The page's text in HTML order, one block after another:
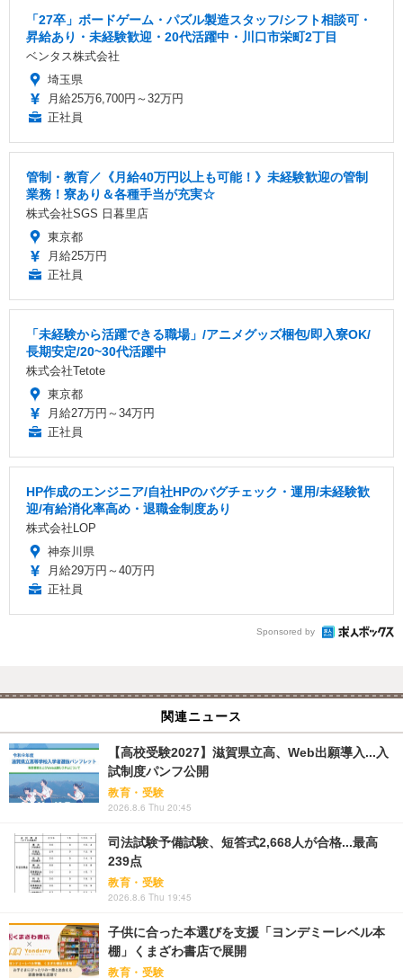
「27卒」ボードゲーム・パズル製造スタッフ/シフト相談可・
昇給あり・未経験歓迎・20代活躍中・川口市栄町2丁目
ベンタス株式会社
埼玉県
月給25万6,700円～32万円
正社員
管制・教育／《月給40万円以上も可能！》未経験歓迎の管制
業務！寮あり＆各種手当が充実☆
株式会社SGS 日暮里店
東京都
月給25万円
正社員
「未経験から活躍できる職場」/アニメグッズ梱包/即入寮OK/
長期安定/20~30代活躍中
株式会社Tetote
東京都
月給27万円～34万円
正社員
HP作成のエンジニア/自社HPのバグチェック・運用/未経験歓
迎/有給消化率高め・退職金制度あり
株式会社LOP
神奈川県
月給29万円～40万円
正社員
Sponsored by
関連ニュース
【高校受験2027】滋賀県立高、Web出願導入...入
試制度パンフ公開
教育・受験
2026.8.6 Thu 20:45
司法試験予備試験、短答式2,668人が合格...最高
239点
教育・受験
2026.8.6 Thu 19:45
子供に合った本選びを支援「ヨンデミーレベル本
棚」くまざわ書店で展開
教育・受験